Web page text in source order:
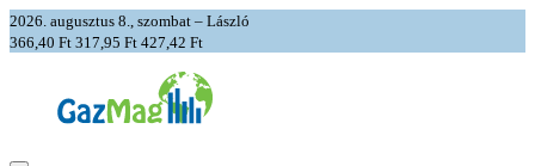
2026. augusztus 8., szombat – László
366,40 Ft 317,95 Ft 427,42 Ft